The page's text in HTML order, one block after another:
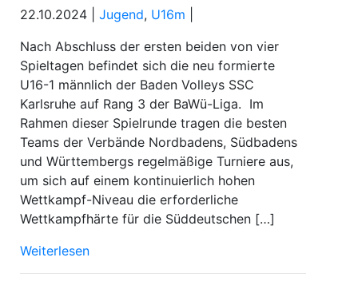
22.10.2024 | Jugend, U16m
Nach Abschluss der ersten beiden von vier
Spieltagen befindet sich die neu formierte
U16-1 männlich der Baden Volleys SSC
Karlsruhe auf Rang 3 der BaWü-Liga. Im
Rahmen dieser Spielrunde tragen die besten
Teams der Verbände Nordbadens, Südbadens
und Württembergs regelmäßige Turniere aus,
um sich auf einem kontinuierlich hohen
Wettkampf-Niveau die erforderliche
Wettkampfhärte für die Süddeutschen […]
Weiterlesen